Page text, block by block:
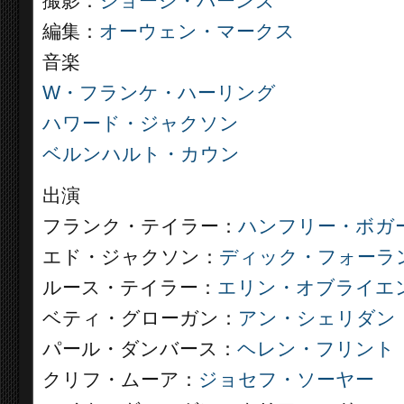
編集： オーウェン・マークス
音楽
W・フランケ・ハーリング
ハワード・ジャクソン
ベルンハルト・カウン
出演
フランク・テイラー： ハンフリー・ボガ
エド・ジャクソン： ディック・フォーラ
ルース・テイラー： エリン・オブライエ
ベティ・グローガン： アン・シェリダン
パール・ダンバース： ヘレン・フリント
クリフ・ムーア： ジョセフ・ソーヤー